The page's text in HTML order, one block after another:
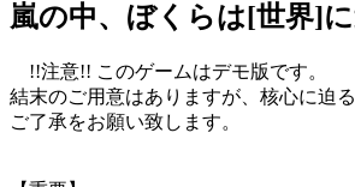
嵐の中、ぼくらは[世界]
!!注意!! このゲームはデモ版です。
結末のご用意はありますが、核心に迫
ご了承をお願い致します。